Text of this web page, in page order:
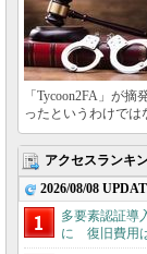
「Tycoon2FA」が
ったというわけでは
アクセスランキ
2026/08/08
多要素認証導
に 復旧費用